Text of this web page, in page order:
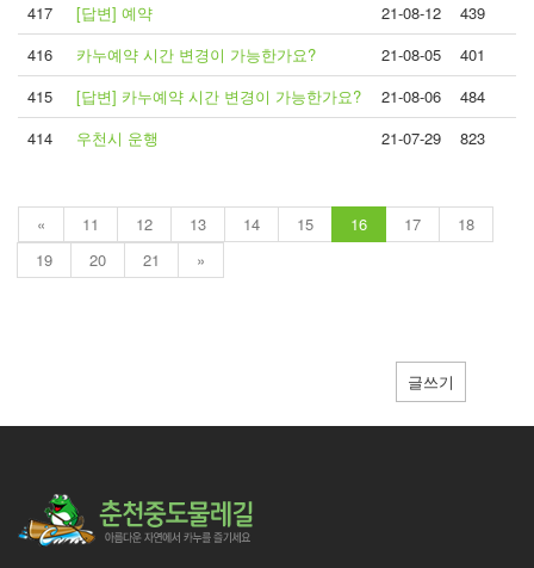
417
[답변] 예약 21-08-12
439
416
카누예약 시간 변경이 가능한가요? 21-08-05
401
415
[답변] 카누예약 시간 변경이 가능한가요? 21-08-06
484
414
우천시 운행 21-07-29 823
« 11 12 13 14 15 16 17
18
19
20 21 »
글쓰기